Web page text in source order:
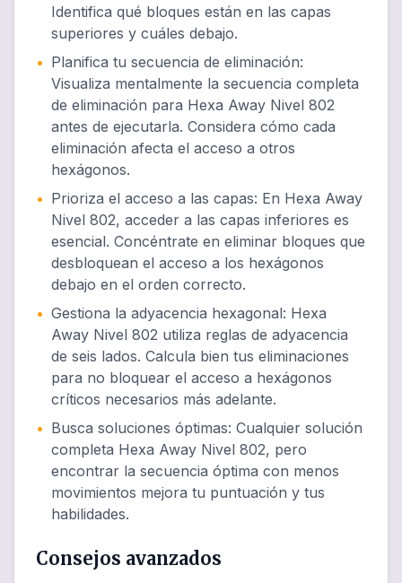
Identifica qué bloques están en las capas
superiores y cuáles debajo.
• Planifica tu secuencia de eliminación:
Visualiza mentalmente la secuencia completa
de eliminación para Hexa Away Nivel 802
antes de ejecutarla. Considera cómo cada
eliminación afecta el acceso a otros
hexágonos.
• Prioriza el acceso a las capas: En Hexa Away
Nivel 802, acceder a las capas inferiores es
esencial. Concéntrate en eliminar bloques que
desbloquean el acceso a los hexágonos
debajo en el orden correcto.
• Gestiona la adyacencia hexagonal: Hexa
Away Nivel 802 utiliza reglas de adyacencia
de seis lados. Calcula bien tus eliminaciones
para no bloquear el acceso a hexágonos
críticos necesarios más adelante.
• Busca soluciones óptimas: Cualquier solución
completa Hexa Away Nivel 802, pero
encontrar la secuencia óptima con menos
movimientos mejora tu puntuación y tus
habilidades.
Consejos avanzados